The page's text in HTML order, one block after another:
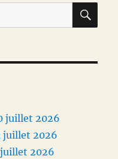
juillet 2026
juillet 2026
2026